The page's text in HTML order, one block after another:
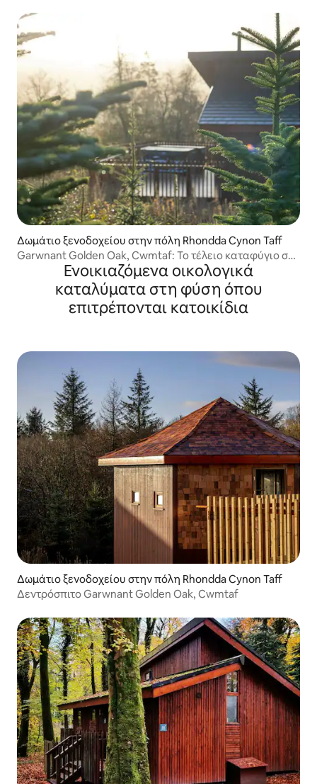
Δωμάτιο ξενοδοχείου στην πόλη Rhondda Cynon Taff
Garwnant Golden Oak, Cwmtaf: Το τέλειο καταφύγιο στη
Ενοικιαζόμενα οικολογικά
καταλύματα στη φύση όπου
επιτρέπονται κατοικίδια
Δωμάτιο ξενοδοχείου στην πόλη Rhondda Cynon Taff
Δεντρόσπιτο Garwnant Golden Oak, Cwmtaf